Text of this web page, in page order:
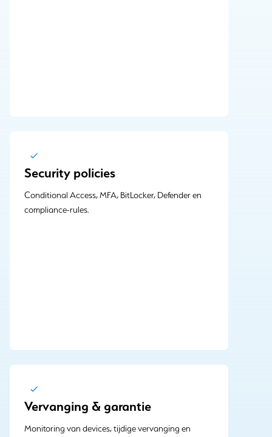
Security policies
Conditional Access, MFA, BitLocker, Defender en
compliance-rules.
Vervanging & garantie
Monitoring van devices, tijdige vervanging en